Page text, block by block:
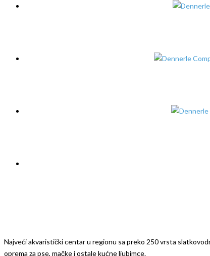
Najveći akvaristički centar u regionu sa preko 250 vrsta
oprema za pse, mačke i ostale kućne ljubimce.